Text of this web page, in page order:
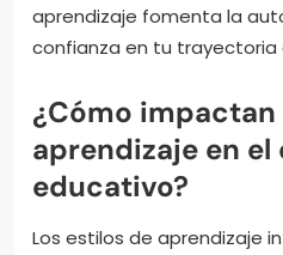
aprendizaje fomenta la
confianza en tu trayectoria
¿Cómo
aprendizaje en
educativo?
Los estilos de aprendizaje